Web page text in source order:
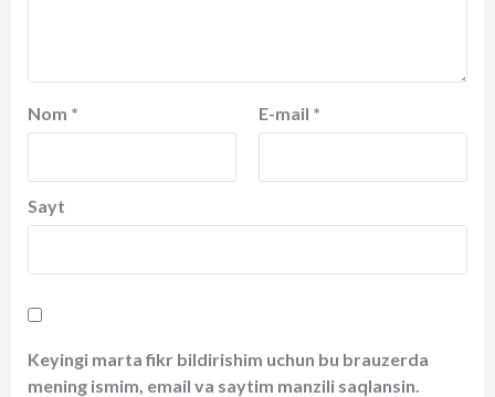
Nom * E-mail *
Sayt
Keyingi marta fikr bildirishim uchun bu brauzerda
mening ismim, email va saytim manzili saqlansin.